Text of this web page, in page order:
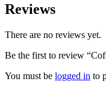
Reviews
There are no reviews yet.
Be the first to review
You must be logged in to